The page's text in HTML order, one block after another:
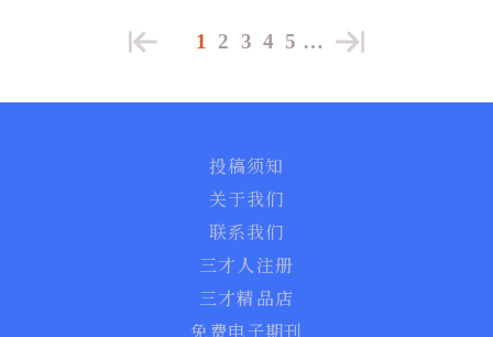
1 2 3 4 5 …
投稿须知
关于我们
联系我们
三才人注册
三才精品店
免费电子期刊